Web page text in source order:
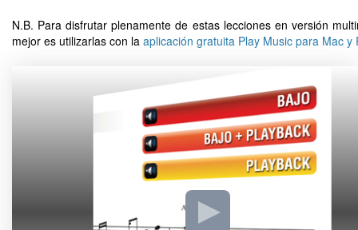
N.B. Para disfrutar plenamente de estas lecciones en versión
mejor es utilizarlas con la aplicación gratuita Play Music para Mac y